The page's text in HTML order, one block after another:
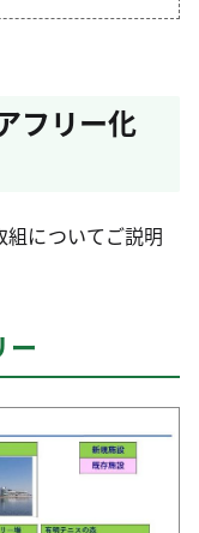
フリー化
についてご説明
ー